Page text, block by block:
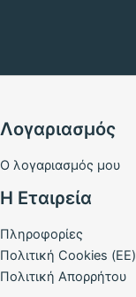
Λογαριασμός
Ο λογαριασμός μου
Η Εταιρεία
Πληροφορίες
Πολιτική Cookies (ΕΕ)
Πολιτική Απορρήτου